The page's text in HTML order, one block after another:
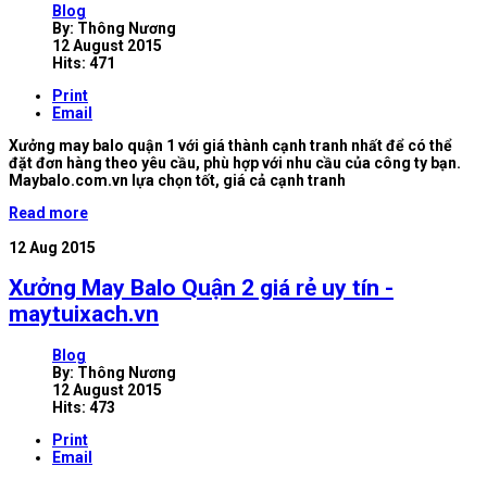
Blog
By: Thông Nương
12 August 2015
Hits: 471
Print
Email
Xưởng may balo quận 1 với giá thành cạnh tranh nhất để có thể
đặt đơn hàng theo yêu cầu, phù hợp với nhu cầu của công ty bạn.
Maybalo.com.vn lựa chọn tốt, giá cả cạnh tranh
Read more
12Aug 2015
Xưởng May Balo Quận 2 giá rẻ uy tín -
maytuixach.vn
Blog
By: Thông Nương
12 August 2015
Hits: 473
Print
Email